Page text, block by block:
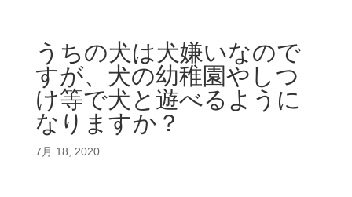
うちの犬は犬嫌いなので
すが、犬の幼稚園やしつ
け等で犬と遊べるように
なりますか？
7月 18, 2020